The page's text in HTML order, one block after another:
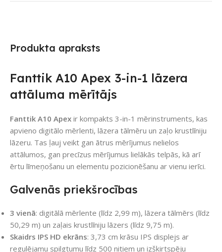
Produkta apraksts
Fanttik A10 Apex 3-in-1 lāzera
attāluma mērītājs
Fanttik A10 Apex ir kompakts 3-in-1 mērinstruments, kas
apvieno digitālo mērlenti, lāzera tālmēru un zaļo krustlīniju
lāzeru. Tas ļauj veikt gan ātrus mērījumus nelielos
attālumos, gan precīzus mērījumus lielākās telpās, kā arī
ērtu līmeņošanu un elementu pozicionēšanu ar vienu ierīci.
Galvenās priekšrocības
3 vienā: digitālā mērlente (līdz 2,99 m), lāzera tālmērs (līdz
50,29 m) un zaļais krustlīniju lāzers (līdz 9,75 m).
Skaidrs IPS HD ekrāns: 3,73 cm krāsu IPS displejs ar
regulējamu spilgtumu līdz 500 nitiem un izšķirtspēju